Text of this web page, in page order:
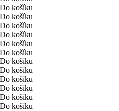
Do košíku
Do košíku
Do košíku
Do košíku
Do košíku
Do košíku
Do košíku
Do košíku
Do košíku
Do košíku
Do košíku
Do košíku